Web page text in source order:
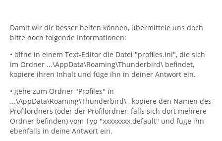
Damit wir dir besser helfen können, übermittele uns doch
bitte noch folgende Informationen:
• öffne in einem Text-Editor die Datei "profiles.ini", die sich
im Ordner ...\AppData\Roaming\Thunderbird\ befindet,
kopiere ihren Inhalt und füge ihn in deiner Antwort ein.
• gehe zum Ordner "Profiles" in
...\AppData\Roaming\Thunderbird\ , kopiere den Namen des
Profilordners (oder der Profilordner, falls sich dort mehrere
Ordner befinden) vom Typ "xxxxxxxx.default" und füge ihn
ebenfalls in deine Antwort ein.